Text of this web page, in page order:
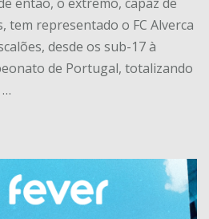
tem representado o FC Alverca
desde os sub-17 à
de Portugal, totalizando
…